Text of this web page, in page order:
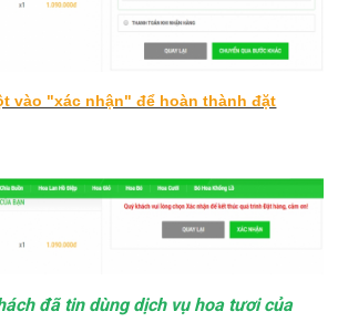
vào "xác nhận" để hoàn thành đặt
đã tin dùng dịch vụ hoa tươi của